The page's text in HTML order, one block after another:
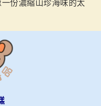
份濃縮山珍海味的太